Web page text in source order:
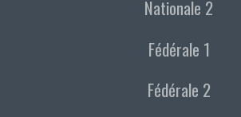
Nationale 2
Fédérale 1
Fédérale 2